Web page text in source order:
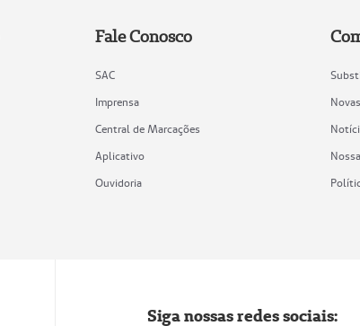
Fale Conosco
SAC
Imprensa
Central de Marcações
Aplicativo
Ouvidoria
Siga nossas redes sociais: